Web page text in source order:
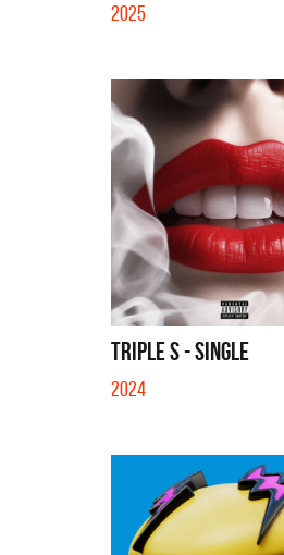
2025
TRIPLE S - SINGLE
2024